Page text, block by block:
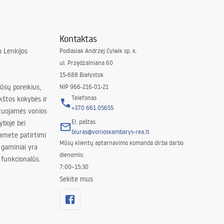
Lenkijos
poreikius,
kokybės ir
vonios
bei
patirtimi
yra
Kontaktas
Podlasiak Andrzej Cylwik sp. k.
ul. Przędzalniana 60
15-688 Białystok
NIP 966-216-01-21
Telefonas
+370 661 05655
El. paštas
biuras@vonioskambarys-rea.lt
Mūsų klientų aptarnavimo komanda dirba darbo
dienomis:
7:00–15:30
Sekite mus